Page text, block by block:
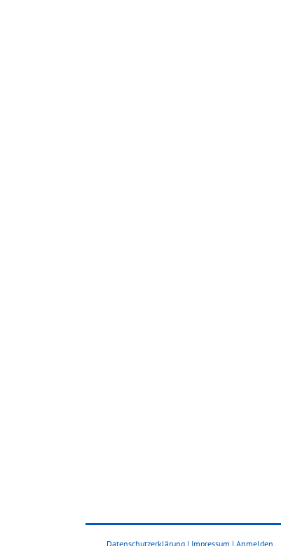
Datenschutzerklärung | Impressum | Anmelden